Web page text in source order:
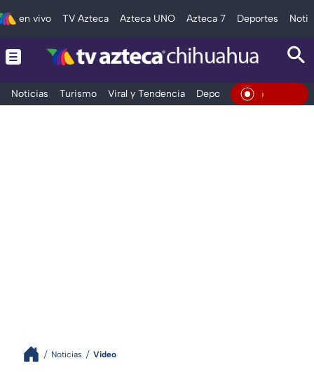
en vivo TV Azteca Azteca UNO Azteca 7 Deportes
Noticias Turismo Viral y Tendencia Deportes Espectáculos
En
Noticias Video